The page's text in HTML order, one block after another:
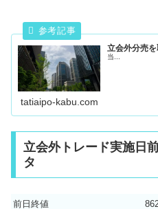
立会外分売
当...
tatiaipo-kabu.com
立会外トレード実施日
タ
前日終値